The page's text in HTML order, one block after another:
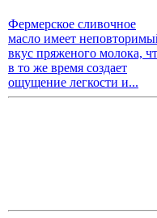
Фермерское сливочное
масло имеет
вкус пряженого молока,
в то же время создает
ощущение легкости и...